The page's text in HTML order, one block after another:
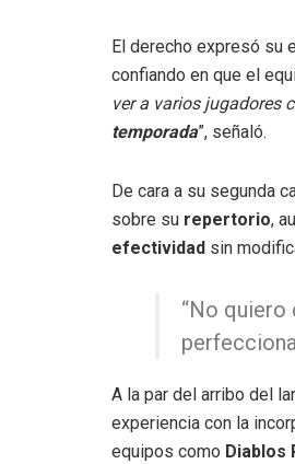
El derecho expresó su
confiando en que el
ver a varios jugadores
temporada”, señaló.
De cara a su segunda
sobre su repertorio,
efectividad sin
“No
A la par del arribo del
experiencia con la
equipos como Diablos